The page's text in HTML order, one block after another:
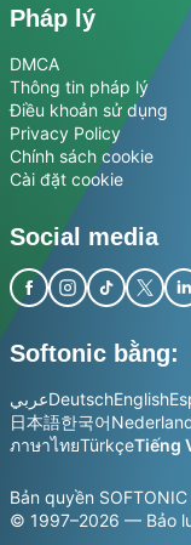
Pháp lý
DMCA
Thông tin pháp lý
Điều khoản sử dụng
Privacy Policy
Chính sách cookie
Cài đặt cookie
Social media
Softonic bằng:
عربيDeutschEnglish
日本語한국어
ภาษาไทยTürkçeTiếng
Bản quyền
© 1997–2026 — Bảo